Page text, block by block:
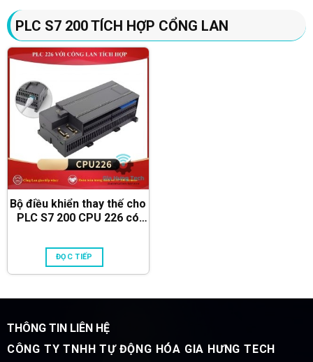
PLC S7 200 TÍCH HỢP CỔNG LAN
Bộ điều khiển thay thế cho
PLC S7 200 CPU 226 có
ĐỌC TIẾP
THÔNG TIN LIÊN HỆ
CÔNG TY TNHH TỰ ĐỘNG HÓA GIA HƯNG TECH